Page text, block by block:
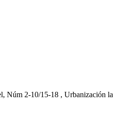
Núm 2-10/15-18 , Urbanización